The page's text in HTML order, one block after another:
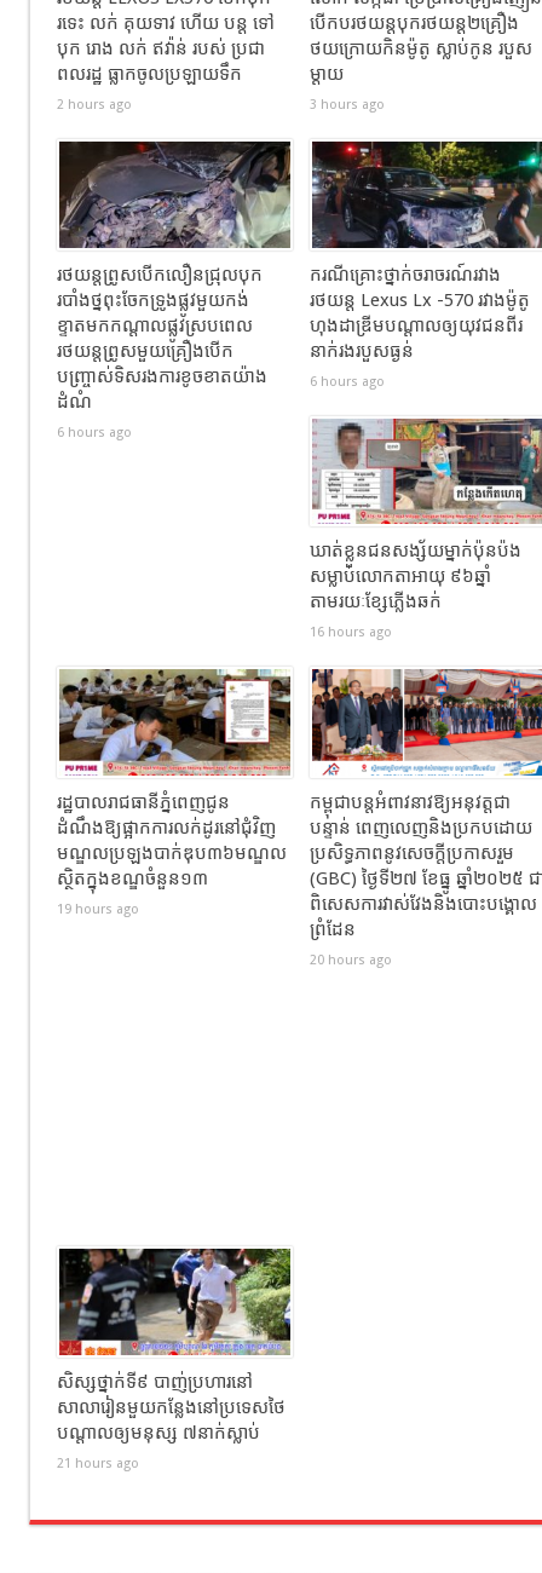
រទេះ លក់ គុយទាវ ហេីយ បន្ត ទៅ
បុក រោង លក់ ឥវ៉ាន់ របស់ ប្រជា
ពលរដ្ឋ ធ្លាកចូលប្រឡាយទឹក
2 hours ago
បើកបរថយន្តបុករថយន្ត២គ្រឿង
ថយក្រោយកិនម៉ូតូ ស្លាប់កូន របួស
ម្ដាយ
3 hours ago
រថយន្តព្រូសបើកលឿនជ្រុលបុក
របាំងថ្នពុះចែកទ្រូងផ្លូវមួយកង់
ខ្ទាតមកកណ្តាលផ្លូវស្របពេល
រថយន្តព្រូសមួយគ្រឿងបើក
បញ្ច្រាស់ទិសរងការខូចខាតយ៉ាង
ដំណំ
6 hours ago
ករណីគ្រោះថ្នាក់ចរាចរណ៍រវាង
រថយន្ត Lexus Lx -570 រវាងម៉ូតូ
ហុងដាឌ្រីមបណ្ដាលឲ្យយុវជនពីរ
នាក់រងរបួសធ្ងន់
6 hours ago
ឃាត់ខ្លួនជនសង្ស័យម្នាក់ប៉ុនប៉ង
សម្លាប់លោកតាអាយុ ៩៦ឆ្នាំ
តាមរយៈខ្សែភ្លើងឆក់
16 hours ago
រដ្ឋបាលរាជធានីភ្នំពេញជូន
ដំណឹងឱ្យផ្អាកការលក់ដូរនៅជុំវិញ
មណ្ឌលប្រឡងបាក់ឌុប៣៦មណ្ឌល
ស្ថិតក្នុងខណ្ឌចំនួន១៣
19 hours ago
កម្ពុជាបន្តអំពាវនាវឱ្យអនុវត្តជា
បន្ទាន់ ពេញលេញនិងប្រកបដោយ
ប្រសិទ្ធភាពនូវសេចក្តីប្រកាសរួម
(GBC) ថ្ងៃទី២៧ ខែធ្នូ ឆ្នាំ២០២៥ ជ
ពិសេសការវាស់វែងនិងបោះបង្គោល
ព្រំដែន
20 hours ago
សិស្សថ្នាក់ទី៩ បាញ់ប្រហារនៅ
សាលារៀនមួយកន្លែងនៅប្រទេសថៃ
បណ្តាលឲ្យមនុស្ស ៧នាក់ស្លាប់
21 hours ago